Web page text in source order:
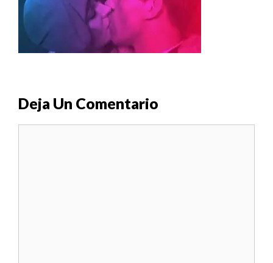
Deja Un Comentario